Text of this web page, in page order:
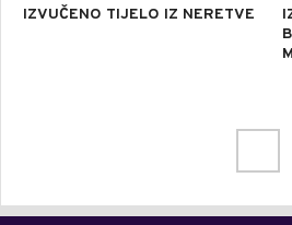
IZVUČENO TIJELO IZ NERETVE